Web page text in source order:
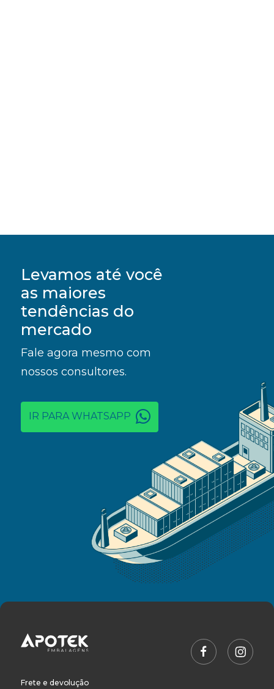
Levamos até você
as maiores
tendências do
mercado
Fale agora mesmo com
nossos consultores.
IR PARA WHATSAPP
Frete e devolução